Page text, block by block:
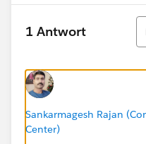
1 Antwort
Sankarmagesh Rajan
Center)